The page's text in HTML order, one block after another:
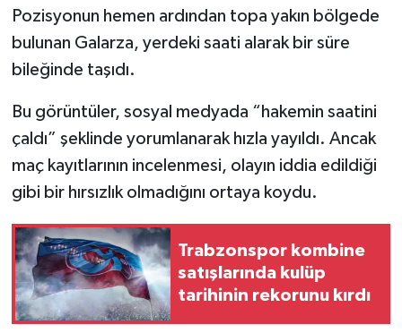
Pozisyonun hemen ardından topa yakın bölgede
bulunan Galarza, yerdeki saati alarak bir süre
bileğinde taşıdı.
Bu görüntüler, sosyal medyada “hakemin saatini
çaldı” şeklinde yorumlanarak hızla yayıldı. Ancak
maç kayıtlarının incelenmesi, olayın iddia edildiği
gibi bir hırsızlık olmadığını ortaya koydu.
Trabzonspor kombine
satışlarında kulüp
tarihinin rekorunu kırdı